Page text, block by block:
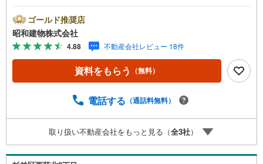
和建物です・・・ 西荻窪に創業44年、地域密着の不動産
会社です。 不動産購入、買換えには、不安がつきもの。
物件の選定や住宅ローンはもちろん地域密着だからこその
情報をお伝え、ご提案いたします。 お気軽にご相談、ご
来社頂ける会社です。スタッフ一同、心よりお待ちしてお
ります。 同じ立地、同じ建物は存在しません。唯一無二の
ルド-シートの用意もございます。 ご家族で楽しくご検討頂
わせください。 営業時間: 9:00 - 20:00
ゴールド推奨店
昭和建物株式会社
4.88 不動産会社レビュー 18件
資料をもらう （無料）
電話する （通話料無料）
取り扱い不動産会社をもっと見る（全3社）